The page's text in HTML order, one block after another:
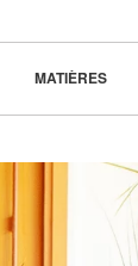
MATIÈRES